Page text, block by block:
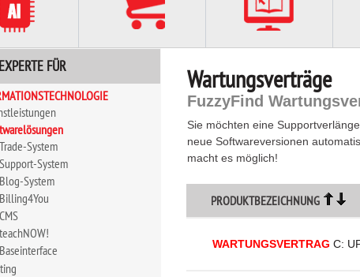
FÜR
Trade-System
Support-System
Blog-System
Billing4You
CMS
teachNOW!
Baseinterface
Wartungsverträge
FuzzyFind
Sie möchten eine
neue Softwareversionen
macht es möglich!
PRODUKTBEZEICHNUNG
WARTUNGSVERTRAG C: